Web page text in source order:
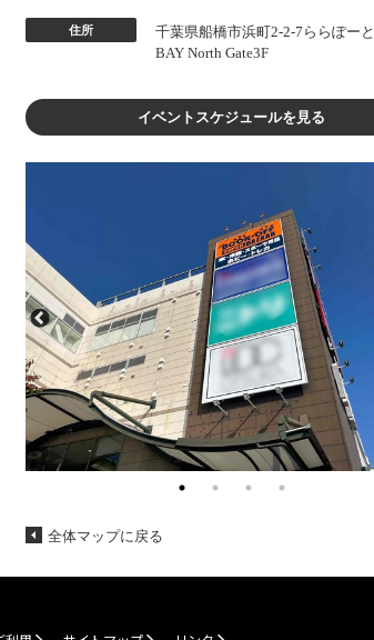
住所
千葉県船橋市浜町2-2-7ららぽー
BAY North Gate3F
イベントスケジュールを見る
全体マップに戻る